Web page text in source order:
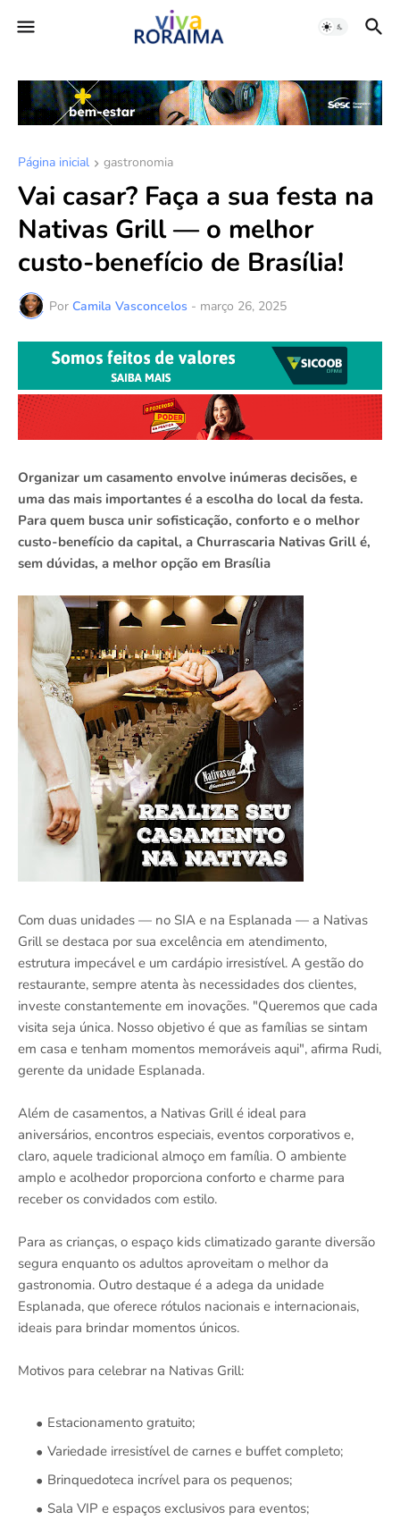
Página inicial gastronomia
Vai casar? Faça a sua festa na
Nativas Grill — o melhor
custo-benefício de Brasília!
Por Camila Vasconcelos - março 26, 2025
Organizar um casamento envolve inúmeras decisões, e
uma das mais importantes é a escolha do local da festa.
Para quem busca unir sofisticação, conforto e o melhor
custo-benefício da capital, a Churrascaria Nativas Grill é,
sem dúvidas, a melhor opção em Brasília
Com duas unidades — no SIA e na Esplanada — a Nativas
Grill se destaca por sua excelência em atendimento,
estrutura impecável e um cardápio irresistível. A gestão do
restaurante, sempre atenta às necessidades dos clientes,
investe constantemente em inovações. "Queremos que cada
visita seja única. Nosso objetivo é que as famílias se sintam
em casa e tenham momentos memoráveis aqui", afirma Rudi,
gerente da unidade Esplanada.
Além de casamentos, a Nativas Grill é ideal para
aniversários, encontros especiais, eventos corporativos e,
claro, aquele tradicional almoço em família. O ambiente
amplo e acolhedor proporciona conforto e charme para
receber os convidados com estilo.
Para as crianças, o espaço kids climatizado garante diversão
segura enquanto os adultos aproveitam o melhor da
gastronomia. Outro destaque é a adega da unidade
Esplanada, que oferece rótulos nacionais e internacionais,
ideais para brindar momentos únicos.
Motivos para celebrar na Nativas Grill:
Estacionamento gratuito;
Variedade irresistível de carnes e buffet completo;
Brinquedoteca incrível para os pequenos;
Sala VIP e espaços exclusivos para eventos;